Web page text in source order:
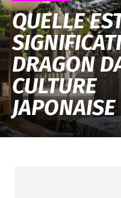
QUELLE
DRAGON
CULTURE
JAPONAISE